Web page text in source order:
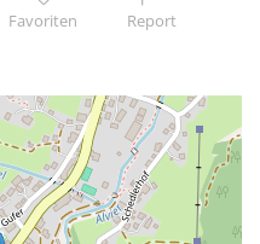
Favoriten Report